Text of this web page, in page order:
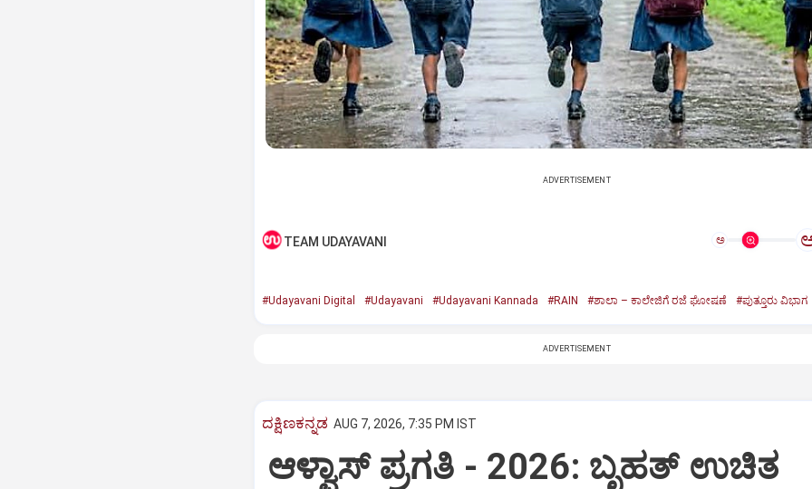
ADVERTISEMENT
TEAM UDAYAVANI ಅ
#Udayavani Digital #Udayavani #Udayavani Kannada #RAIN #ಶಾಲಾ – ಕಾಲೇಜಿಗೆ ರಜೆ ಘೋಷಣೆ #ಪುತ್ತೂರು ವಿಭಾಗ
ADVERTISEMENT
ದಕ್ಷಿಣಕನ್ನಡ AUG 7, 2026, 7:35 PM IST
ಆಳ್ವಾಸ್‌ ಪ್ರಗತಿ - 2026: ಬೃಹತ್ ಉಚಿತ